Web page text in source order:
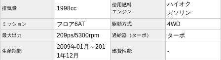
排気量 1998cc
使用燃料
エンジン
ハイオク
ガソリン
ミッション フロア6AT 駆動方式 4WD
最大出力 209ps/5300rpm 過給器（ターボ） ターボ
生産期間
2009年01月～201
1年12月
燃費性能 -